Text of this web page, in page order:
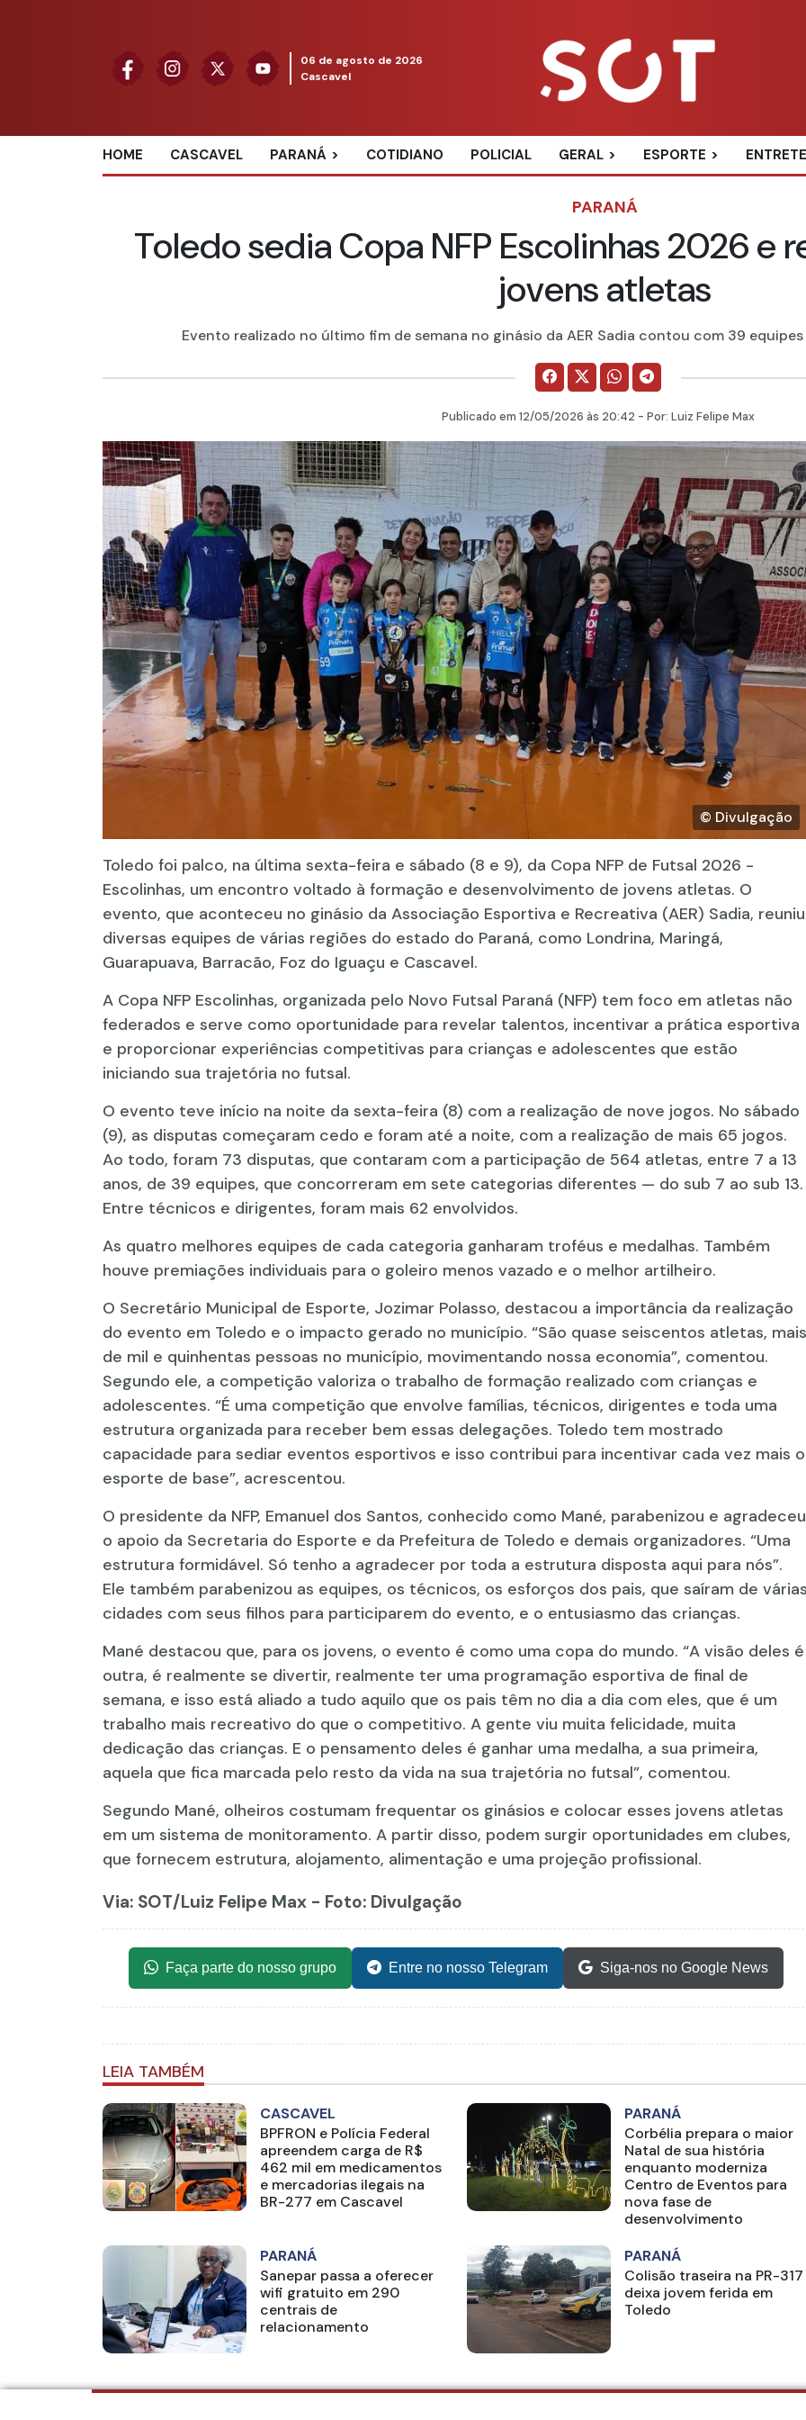
06 de agosto de 2026
Cascavel
HOME CASCAVEL PARANÁ COTIDIANO POLICIAL GERAL ESPORTE
PARANÁ
Toledo sedia Copa NFP Escolinhas 2026 e
jovens atletas
Evento realizado no último fim de semana no ginásio da AER Sadia contou com 39 equipes
Publicado em 12/05/2026 às 20:42 - Por: Luiz Felipe Max
© Divulgação
Toledo foi palco, na última sexta-feira e sábado (8 e 9), da Copa NFP de Futsal 2026 -
Escolinhas, um encontro voltado à formação e desenvolvimento de jovens atletas. O
evento, que aconteceu no ginásio da Associação Esportiva e Recreativa (AER) Sadia, reuniu
diversas equipes de várias regiões do estado do Paraná, como Londrina, Maringá,
Guarapuava, Barracão, Foz do Iguaçu e Cascavel.
A Copa NFP Escolinhas, organizada pelo Novo Futsal Paraná (NFP) tem foco em atletas não
federados e serve como oportunidade para revelar talentos, incentivar a prática esportiva
e proporcionar experiências competitivas para crianças e adolescentes que estão
iniciando sua trajetória no futsal.
O evento teve início na noite da sexta-feira (8) com a realização de nove jogos. No sábado
(9), as disputas começaram cedo e foram até a noite, com a realização de mais 65 jogos.
Ao todo, foram 73 disputas, que contaram com a participação de 564 atletas, entre 7 a 13
anos, de 39 equipes, que concorreram em sete categorias diferentes — do sub 7 ao sub 13.
Entre técnicos e dirigentes, foram mais 62 envolvidos.
As quatro melhores equipes de cada categoria ganharam troféus e medalhas. Também
houve premiações individuais para o goleiro menos vazado e o melhor artilheiro.
O Secretário Municipal de Esporte, Jozimar Polasso, destacou a importância da realização
do evento em Toledo e o impacto gerado no município. “São quase seiscentos atletas, mais
de mil e quinhentas pessoas no município, movimentando nossa economia”, comentou.
Segundo ele, a competição valoriza o trabalho de formação realizado com crianças e
adolescentes. “É uma competição que envolve famílias, técnicos, dirigentes e toda uma
estrutura organizada para receber bem essas delegações. Toledo tem mostrado
capacidade para sediar eventos esportivos e isso contribui para incentivar cada vez mais o
esporte de base”, acrescentou.
O presidente da NFP, Emanuel dos Santos, conhecido como Mané, parabenizou e agradeceu
o apoio da Secretaria do Esporte e da Prefeitura de Toledo e demais organizadores. “Uma
estrutura formidável. Só tenho a agradecer por toda a estrutura disposta aqui para nós”.
Ele também parabenizou as equipes, os técnicos, os esforços dos pais, que saíram de
cidades com seus filhos para participarem do evento, e o entusiasmo das crianças.
Mané destacou que, para os jovens, o evento é como uma copa do mundo. “A visão deles é
outra, é realmente se divertir, realmente ter uma programação esportiva de final de
semana, e isso está aliado a tudo aquilo que os pais têm no dia a dia com eles, que é um
trabalho mais recreativo do que o competitivo. A gente viu muita felicidade, muita
dedicação das crianças. E o pensamento deles é ganhar uma medalha, a sua primeira,
aquela que fica marcada pelo resto da vida na sua trajetória no futsal”, comentou.
Segundo Mané, olheiros costumam frequentar os ginásios e colocar esses jovens atletas
em um sistema de monitoramento. A partir disso, podem surgir oportunidades em clubes,
que fornecem estrutura, alojamento, alimentação e uma projeção profissional.
Via: SOT/Luiz Felipe Max - Foto: Divulgação
Faça parte do nosso grupo Entre no nosso Telegram Siga-nos no Google News
LEIA TAMBÉM
CASCAVEL
BPFRON e Polícia Federal
apreendem carga de R$
462 mil em medicamentos
e mercadorias ilegais na
BR-277 em Cascavel
PARANÁ
Corbélia prepara o maior
Natal de sua história
enquanto moderniza
Centro de Eventos para
nova fase de
desenvolvimento
PARANÁ
Sanepar passa a oferecer
wifi gratuito em 290
centrais de
relacionamento
PARANÁ
Colisão traseira na PR-317
deixa jovem ferida em
Toledo